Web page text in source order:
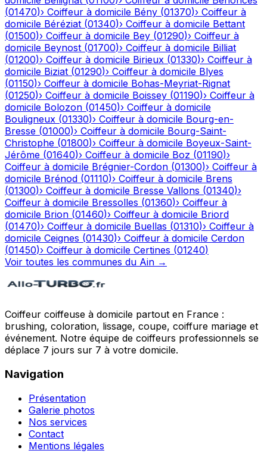
(01470)› Coiffeur à domicile Bény (01370)› Coiffeur à
domicile Béréziat (01340)› Coiffeur à domicile Bettant
(01500)› Coiffeur à domicile Bey (01290)› Coiffeur à
domicile Beynost (01700)› Coiffeur à domicile Billiat
(01200)› Coiffeur à domicile Birieux (01330)› Coiffeur à
domicile Biziat (01290)› Coiffeur à domicile Blyes
(01150)› Coiffeur à domicile Bohas-Meyriat-Rignat
(01250)› Coiffeur à domicile Boissey (01190)› Coiffeur à
domicile Bolozon (01450)› Coiffeur à domicile
Bouligneux (01330)› Coiffeur à domicile Bourg-en-
Bresse (01000)› Coiffeur à domicile Bourg-Saint-
Christophe (01800)› Coiffeur à domicile Boyeux-Saint-
Jérôme (01640)› Coiffeur à domicile Boz (01190)›
Coiffeur à domicile Brégnier-Cordon (01300)› Coiffeur à
domicile Brénod (01110)› Coiffeur à domicile Brens
(01300)› Coiffeur à domicile Bresse Vallons (01340)›
Coiffeur à domicile Bressolles (01360)› Coiffeur à
domicile Brion (01460)› Coiffeur à domicile Briord
(01470)› Coiffeur à domicile Buellas (01310)› Coiffeur à
domicile Ceignes (01430)› Coiffeur à domicile Cerdon
(01450)› Coiffeur à domicile Certines (01240)
Voir toutes les communes du Ain →
Coiffeur coiffeuse à domicile partout en France :
brushing, coloration, lissage, coupe, coiffure mariage et
événement. Notre équipe de coiffeurs professionnels se
déplace 7 jours sur 7 à votre domicile.
Navigation
Présentation
Galerie photos
Nos services
Contact
Mentions légales